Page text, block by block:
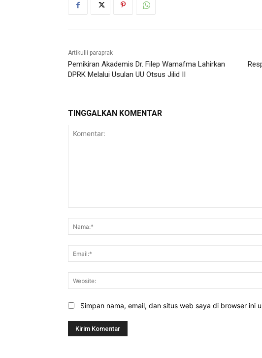
Artikulli paraprak
Pemikiran Akademis Dr. Filep Wamafma Lahirkan
DPRK Melalui Usulan UU Otsus Jilid II
TINGGALKAN KOMENTAR
Simpan nama, email, dan situs web saya di browser ini